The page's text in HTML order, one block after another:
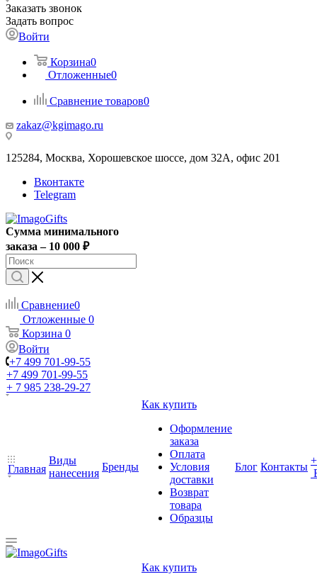
Заказать звонок
Задать вопрос
Войти
Корзина0
Отложенные0
Сравнение товаров0
zakaz@kgimago.ru
125284, Москва, Хорошевское шоссе, дом 32А, офис 201
Вконтакте
Telegram
Сумма минимального
заказа – 10 000 ₽
Сравнение0
Отложенные 0
Корзина 0
Войти
+7 499 701-99-55
+7 499 701-99-55
+ 7 985 238-29-27
Главная
Виды
нанесения
Бренды
Как купить
Оформление
заказа
Оплата
Условия
доставки
Возврат
товара
Образцы
Блог Контакты
+
Как купить